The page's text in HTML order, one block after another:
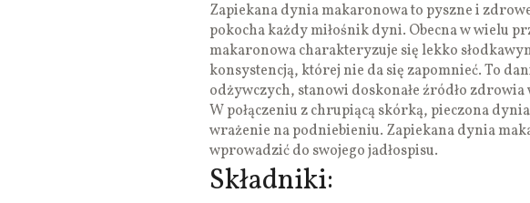
Zapiekana dynia makaronowa to pyszne i
pokocha każdy miłośnik dyni. Obecna w wielu
makaronowa charakteryzuje się lekko
konsystencją, której nie da się zapomnieć. To
odżywczych, stanowi doskonałe źródło
W połączeniu z chrupiącą skórką, pieczona
wrażenie na podniebieniu. Zapiekana dynia
wprowadzić do swojego jadłospisu.
Składniki: